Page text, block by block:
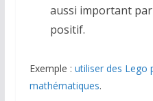
aussi important
positif.
Exemple : utiliser des Lego
mathématiques.